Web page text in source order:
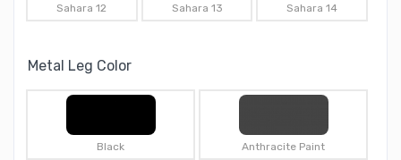
Sahara 12 Sahara 13 Sahara 14
Metal Leg Color
Black Anthracite Paint